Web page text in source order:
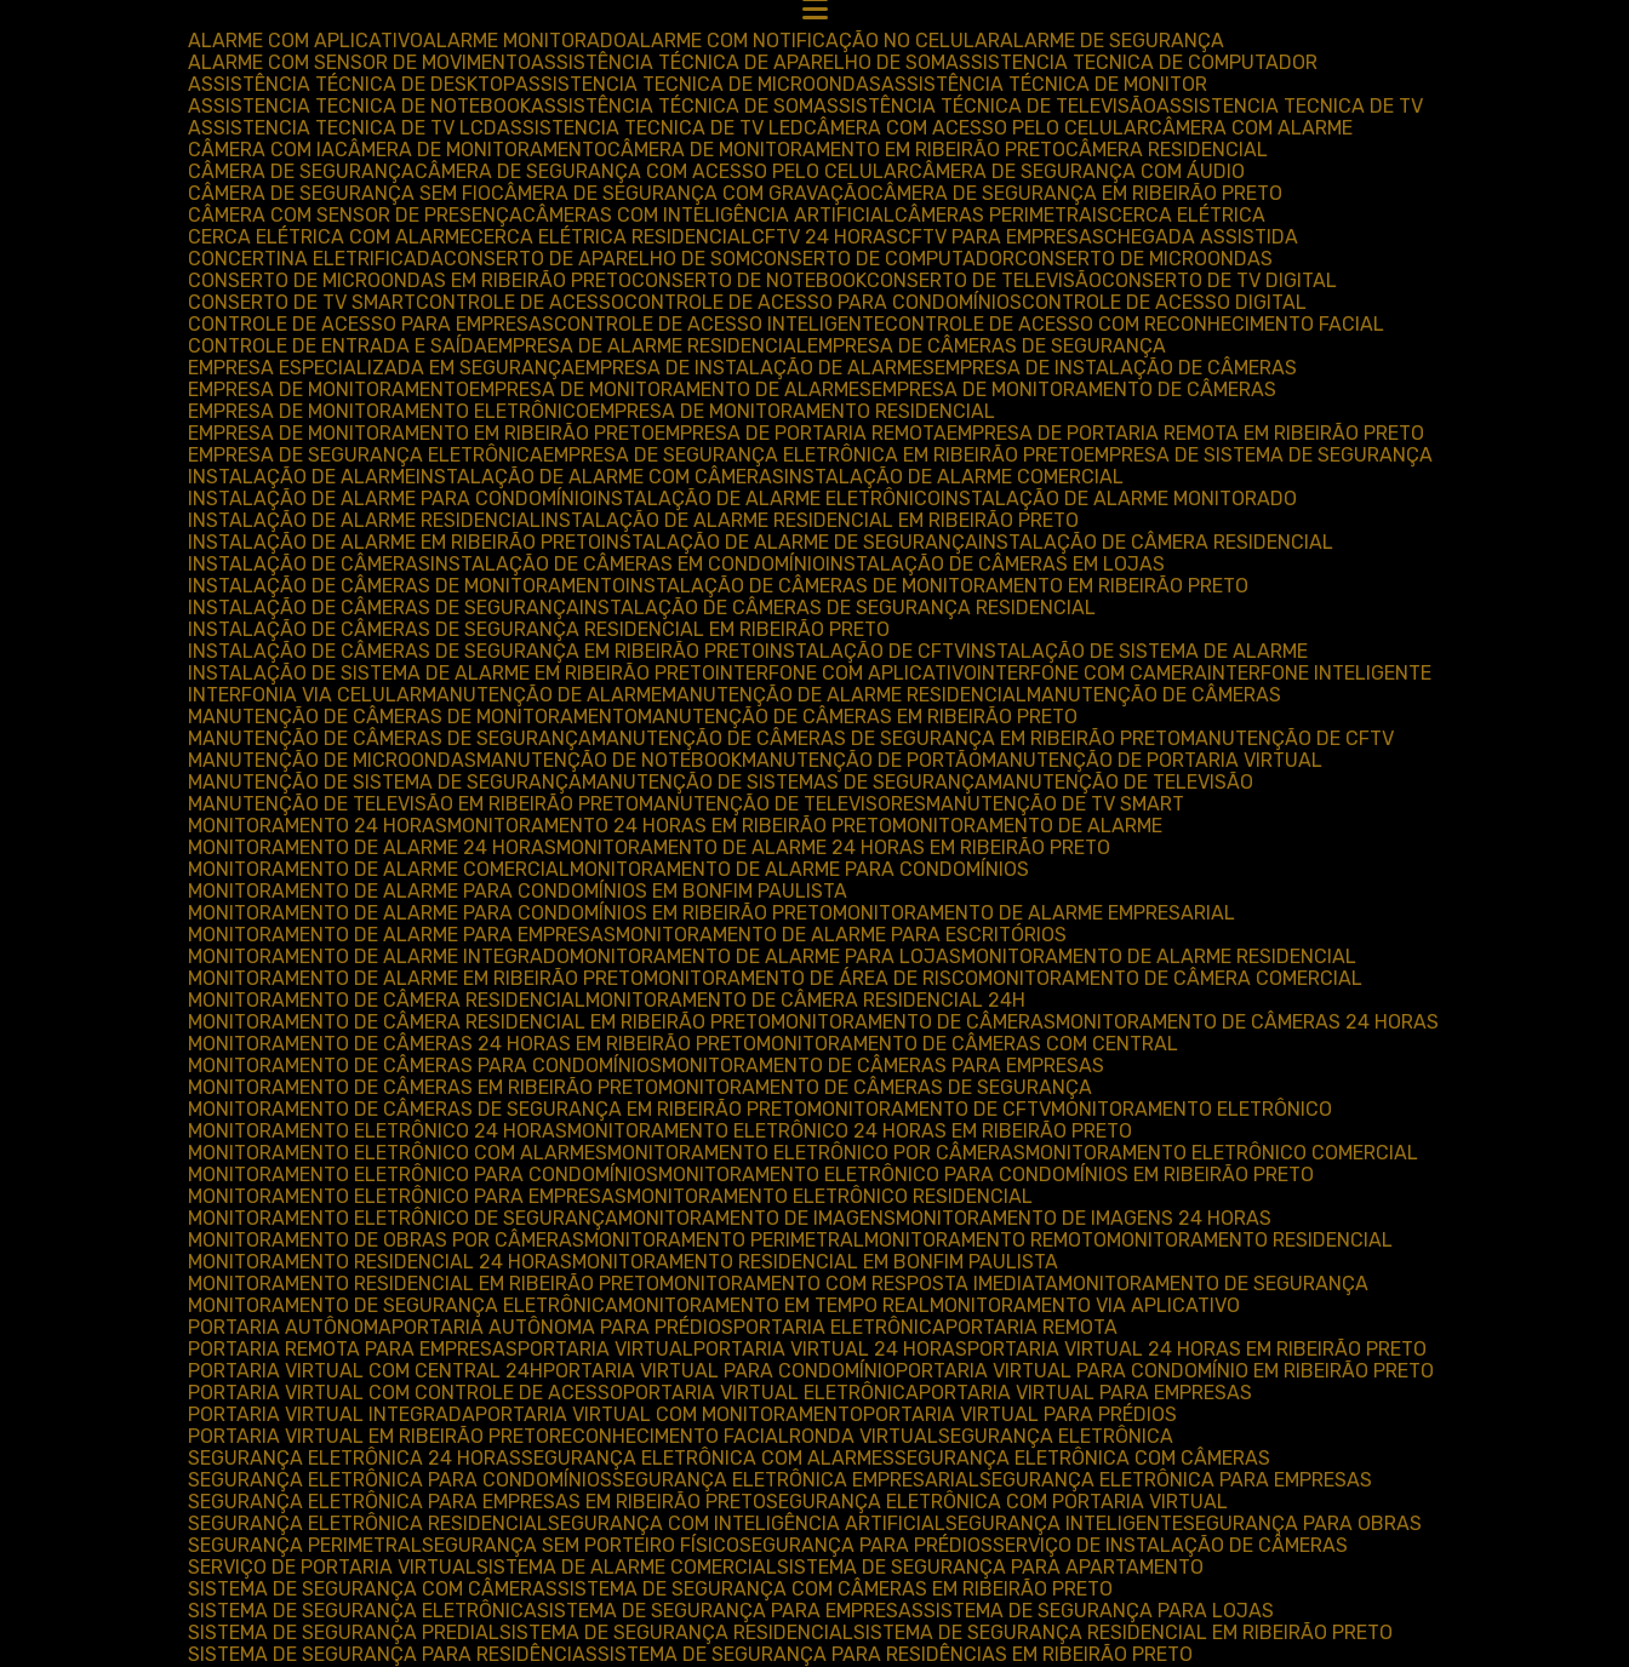
ALARME COM APLICATIVO ALARME MONITORADO ALARME COM NOTIFICAÇÃO NO CELULAR ALARME DE SEGURANÇA
ALARME COM SENSOR DE MOVIMENTO
ASSISTÊNCIA TÉCNICA DE APARELHO DE SOM
ASSISTENCIA TECNICA DE COMPUTADOR
ASSISTÊNCIA TÉCNICA DE DESKTOP ASSISTENCIA TECNICA DE MICROONDAS
ASSISTÊNCIA TÉCNICA DE MONITOR
ASSISTENCIA TECNICA DE NOTEBOOK ASSISTÊNCIA TÉCNICA DE SOM ASSISTÊNCIA TÉCNICA DE TELEVISÃO
ASSISTENCIA TECNICA DE TV
ASSISTENCIA TECNICA DE TV LCD
ASSISTENCIA TECNICA DE TV LED CÂMERA COM ACESSO PELO CELULAR
CÂMERA COM ALARME
CÂMERA COM IA
CÂMERA DE MONITORAMENTO CÂMERA DE MONITORAMENTO EM RIBEIRÃO PRETO
CÂMERA RESIDENCIAL
CÂMERA DE SEGURANÇA
CÂMERA DE SEGURANÇA COM ACESSO PELO CELULAR
CÂMERA DE SEGURANÇA COM ÁUDIO
CÂMERA DE SEGURANÇA SEM FIO
CÂMERA DE SEGURANÇA COM GRAVAÇÃO
CÂMERA DE SEGURANÇA EM RIBEIRÃO PRETO
CÂMERA COM SENSOR DE PRESENÇA
CÂMERAS COM INTELIGÊNCIA ARTIFICIAL CÂMERAS PERIMETRAIS
CERCA ELÉTRICA
CERCA ELÉTRICA COM ALARME
CERCA ELÉTRICA RESIDENCIAL CFTV 24 HORAS CFTV PARA EMPRESAS
CHEGADA ASSISTIDA
CONCERTINA ELETRIFICADA
CONSERTO DE APARELHO DE SOM CONSERTO DE COMPUTADOR
CONSERTO DE MICROONDAS
CONSERTO DE MICROONDAS EM RIBEIRÃO PRETO
CONSERTO DE NOTEBOOK CONSERTO DE TELEVISÃO
CONSERTO DE TV DIGITAL
CONSERTO DE TV SMART
CONTROLE DE ACESSO CONTROLE DE ACESSO PARA CONDOMÍNIOS
CONTROLE DE ACESSO DIGITAL
CONTROLE DE ACESSO PARA EMPRESAS
CONTROLE DE ACESSO INTELIGENTE
CONTROLE DE ACESSO COM RECONHECIMENTO FACIAL
CONTROLE DE ENTRADA E SAÍDA EMPRESA DE ALARME RESIDENCIAL EMPRESA DE CÂMERAS DE SEGURANÇA
EMPRESA ESPECIALIZADA EM SEGURANÇA EMPRESA DE INSTALAÇÃO DE ALARMES EMPRESA DE INSTALAÇÃO DE CÂMERAS
EMPRESA DE MONITORAMENTO EMPRESA DE MONITORAMENTO DE ALARMES EMPRESA DE MONITORAMENTO DE CÂMERAS
EMPRESA DE MONITORAMENTO ELETRÔNICO EMPRESA DE MONITORAMENTO RESIDENCIAL
EMPRESA DE MONITORAMENTO EM RIBEIRÃO PRETO EMPRESA DE PORTARIA REMOTA EMPRESA DE PORTARIA REMOTA EM RIBEIRÃO PRETO
EMPRESA DE SEGURANÇA ELETRÔNICA EMPRESA DE SEGURANÇA ELETRÔNICA EM RIBEIRÃO PRETO EMPRESA DE SISTEMA DE SEGURANÇA
INSTALAÇÃO DE ALARME INSTALAÇÃO DE ALARME COM CÂMERAS INSTALAÇÃO DE ALARME COMERCIAL
INSTALAÇÃO DE ALARME PARA CONDOMÍNIO INSTALAÇÃO DE ALARME ELETRÔNICO INSTALAÇÃO DE ALARME MONITORADO
INSTALAÇÃO DE ALARME RESIDENCIAL INSTALAÇÃO DE ALARME RESIDENCIAL EM RIBEIRÃO PRETO
INSTALAÇÃO DE ALARME EM RIBEIRÃO PRETO INSTALAÇÃO DE ALARME DE SEGURANÇA INSTALAÇÃO DE CÂMERA RESIDENCIAL
INSTALAÇÃO DE CÂMERAS INSTALAÇÃO DE CÂMERAS EM CONDOMÍNIO INSTALAÇÃO DE CÂMERAS EM LOJAS
INSTALAÇÃO DE CÂMERAS DE MONITORAMENTO INSTALAÇÃO DE CÂMERAS DE MONITORAMENTO EM RIBEIRÃO PRETO
INSTALAÇÃO DE CÂMERAS DE SEGURANÇA INSTALAÇÃO DE CÂMERAS DE SEGURANÇA RESIDENCIAL
INSTALAÇÃO DE CÂMERAS DE SEGURANÇA RESIDENCIAL EM RIBEIRÃO PRETO
INSTALAÇÃO DE CÂMERAS DE SEGURANÇA EM RIBEIRÃO PRETO INSTALAÇÃO DE CFTV INSTALAÇÃO DE SISTEMA DE ALARME
INSTALAÇÃO DE SISTEMA DE ALARME EM RIBEIRÃO PRETO INTERFONE COM APLICATIVO INTERFONE COM CAMERA INTERFONE INTELIGENTE
INTERFONIA VIA CELULAR
MANUTENÇÃO DE ALARME MANUTENÇÃO DE ALARME RESIDENCIAL
MANUTENÇÃO DE CÂMERAS
MANUTENÇÃO DE CÂMERAS DE MONITORAMENTO
MANUTENÇÃO DE CÂMERAS EM RIBEIRÃO PRETO
MANUTENÇÃO DE CÂMERAS DE SEGURANÇA
MANUTENÇÃO DE CÂMERAS DE SEGURANÇA EM RIBEIRÃO PRETO
MANUTENÇÃO DE CFTV
MANUTENÇÃO DE MICROONDAS
MANUTENÇÃO DE NOTEBOOK MANUTENÇÃO DE PORTÃO
MANUTENÇÃO DE PORTARIA VIRTUAL
MANUTENÇÃO DE SISTEMA DE SEGURANÇA
MANUTENÇÃO DE SISTEMAS DE SEGURANÇA
MANUTENÇÃO DE TELEVISÃO
MANUTENÇÃO DE TELEVISÃO EM RIBEIRÃO PRETO
MANUTENÇÃO DE TELEVISORES
MANUTENÇÃO DE TV SMART
MONITORAMENTO 24 HORAS
MONITORAMENTO 24 HORAS EM RIBEIRÃO PRETO
MONITORAMENTO DE ALARME
MONITORAMENTO DE ALARME 24 HORAS
MONITORAMENTO DE ALARME 24 HORAS EM RIBEIRÃO PRETO
MONITORAMENTO DE ALARME COMERCIAL
MONITORAMENTO DE ALARME PARA CONDOMÍNIOS
MONITORAMENTO DE ALARME PARA CONDOMÍNIOS EM BONFIM PAULISTA
MONITORAMENTO DE ALARME PARA CONDOMÍNIOS EM RIBEIRÃO PRETO
MONITORAMENTO DE ALARME EMPRESARIAL
MONITORAMENTO DE ALARME PARA EMPRESAS
MONITORAMENTO DE ALARME PARA ESCRITÓRIOS
MONITORAMENTO DE ALARME INTEGRADO
MONITORAMENTO DE ALARME PARA LOJAS
MONITORAMENTO DE ALARME RESIDENCIAL
MONITORAMENTO DE ALARME EM RIBEIRÃO PRETO
MONITORAMENTO DE ÁREA DE RISCO
MONITORAMENTO DE CÂMERA COMERCIAL
MONITORAMENTO DE CÂMERA RESIDENCIAL
MONITORAMENTO DE CÂMERA RESIDENCIAL 24H
MONITORAMENTO DE CÂMERA RESIDENCIAL EM RIBEIRÃO PRETO
MONITORAMENTO DE CÂMERAS
MONITORAMENTO DE CÂMERAS 24 HORAS
MONITORAMENTO DE CÂMERAS 24 HORAS EM RIBEIRÃO PRETO
MONITORAMENTO DE CÂMERAS COM CENTRAL
MONITORAMENTO DE CÂMERAS PARA CONDOMÍNIOS
MONITORAMENTO DE CÂMERAS PARA EMPRESAS
MONITORAMENTO DE CÂMERAS EM RIBEIRÃO PRETO
MONITORAMENTO DE CÂMERAS DE SEGURANÇA
MONITORAMENTO DE CÂMERAS DE SEGURANÇA EM RIBEIRÃO PRETO
MONITORAMENTO DE CFTV
MONITORAMENTO ELETRÔNICO
MONITORAMENTO ELETRÔNICO 24 HORAS
MONITORAMENTO ELETRÔNICO 24 HORAS EM RIBEIRÃO PRETO
MONITORAMENTO ELETRÔNICO COM ALARMES
MONITORAMENTO ELETRÔNICO POR CÂMERAS
MONITORAMENTO ELETRÔNICO COMERCIAL
MONITORAMENTO ELETRÔNICO PARA CONDOMÍNIOS
MONITORAMENTO ELETRÔNICO PARA CONDOMÍNIOS EM RIBEIRÃO PRETO
MONITORAMENTO ELETRÔNICO PARA EMPRESAS
MONITORAMENTO ELETRÔNICO RESIDENCIAL
MONITORAMENTO ELETRÔNICO DE SEGURANÇA
MONITORAMENTO DE IMAGENS
MONITORAMENTO DE IMAGENS 24 HORAS
MONITORAMENTO DE OBRAS POR CÂMERAS
MONITORAMENTO PERIMETRAL MONITORAMENTO REMOTO
MONITORAMENTO RESIDENCIAL
MONITORAMENTO RESIDENCIAL 24 HORAS
MONITORAMENTO RESIDENCIAL EM BONFIM PAULISTA
MONITORAMENTO RESIDENCIAL EM RIBEIRÃO PRETO
MONITORAMENTO COM RESPOSTA IMEDIATA
MONITORAMENTO DE SEGURANÇA
MONITORAMENTO DE SEGURANÇA ELETRÔNICA
MONITORAMENTO EM TEMPO REAL
MONITORAMENTO VIA APLICATIVO
PORTARIA AUTÔNOMA PORTARIA AUTÔNOMA PARA PRÉDIOS PORTARIA ELETRÔNICA PORTARIA REMOTA
PORTARIA REMOTA PARA EMPRESAS PORTARIA VIRTUAL PORTARIA VIRTUAL 24 HORAS PORTARIA VIRTUAL 24 HORAS EM RIBEIRÃO PRETO
PORTARIA VIRTUAL COM CENTRAL 24H PORTARIA VIRTUAL PARA CONDOMÍNIO PORTARIA VIRTUAL PARA CONDOMÍNIO EM RIBEIRÃO PRETO
PORTARIA VIRTUAL COM CONTROLE DE ACESSO PORTARIA VIRTUAL ELETRÔNICA PORTARIA VIRTUAL PARA EMPRESAS
PORTARIA VIRTUAL INTEGRADA PORTARIA VIRTUAL COM MONITORAMENTO PORTARIA VIRTUAL PARA PRÉDIOS
PORTARIA VIRTUAL EM RIBEIRÃO PRETO RECONHECIMENTO FACIAL RONDA VIRTUAL
SEGURANÇA ELETRÔNICA
SEGURANÇA ELETRÔNICA 24 HORAS
SEGURANÇA ELETRÔNICA COM ALARMES
SEGURANÇA ELETRÔNICA COM CÂMERAS
SEGURANÇA ELETRÔNICA PARA CONDOMÍNIOS
SEGURANÇA ELETRÔNICA EMPRESARIAL
SEGURANÇA ELETRÔNICA PARA EMPRESAS
SEGURANÇA ELETRÔNICA PARA EMPRESAS EM RIBEIRÃO PRETO
SEGURANÇA ELETRÔNICA COM PORTARIA VIRTUAL
SEGURANÇA ELETRÔNICA RESIDENCIAL
SEGURANÇA COM INTELIGÊNCIA ARTIFICIAL SEGURANÇA INTELIGENTE
SEGURANÇA PARA OBRAS
SEGURANÇA PERIMETRAL
SEGURANÇA SEM PORTEIRO FÍSICO SEGURANÇA PARA PRÉDIOS
SERVIÇO DE INSTALAÇÃO DE CÂMERAS
SERVIÇO DE PORTARIA VIRTUAL
SISTEMA DE ALARME COMERCIAL
SISTEMA DE SEGURANÇA PARA APARTAMENTO
SISTEMA DE SEGURANÇA COM CÂMERAS
SISTEMA DE SEGURANÇA COM CÂMERAS EM RIBEIRÃO PRETO
SISTEMA DE SEGURANÇA ELETRÔNICA
SISTEMA DE SEGURANÇA PARA EMPRESAS
SISTEMA DE SEGURANÇA PARA LOJAS
SISTEMA DE SEGURANÇA PREDIAL
SISTEMA DE SEGURANÇA RESIDENCIAL
SISTEMA DE SEGURANÇA RESIDENCIAL EM RIBEIRÃO PRETO
SISTEMA DE SEGURANÇA PARA RESIDÊNCIAS
SISTEMA DE SEGURANÇA PARA RESIDÊNCIAS EM RIBEIRÃO PRETO